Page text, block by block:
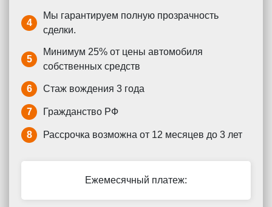
4
Мы гарантируем полную прозрачность
сделки.
5
Минимум 25% от цены автомобиля
собственных средств
6 Стаж вождения 3 года
7 Гражданство РФ
8 Рассрочка возможна от 12 месяцев до 3 лет
Ежемесячный платеж: